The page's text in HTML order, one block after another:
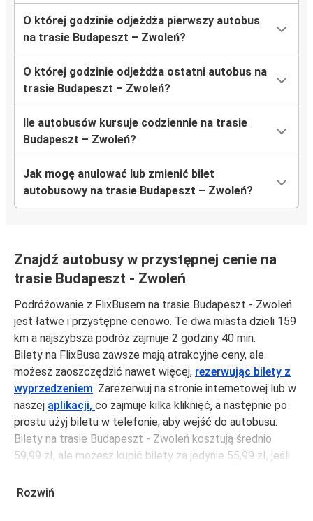
O której godzinie odjeżdża pierwszy autobus
na trasie Budapeszt – Zwoleń?
O której godzinie odjeżdża ostatni autobus na
trasie Budapeszt – Zwoleń?
Ile autobusów kursuje codziennie na trasie
Budapeszt – Zwoleń?
Jak mogę anulować lub zmienić bilet
autobusowy na trasie Budapeszt – Zwoleń?
Znajdź autobusy w przystępnej cenie na
trasie Budapeszt - Zwoleń
Podróżowanie z FlixBusem na trasie Budapeszt - Zwoleń
jest łatwe i przystępne cenowo. Te dwa miasta dzieli 159
km a najszybsza podróż zajmuje 2 godziny 40 min.
Bilety na FlixBusa zawsze mają atrakcyjne ceny, ale
możesz zaoszczędzić nawet więcej, rezerwując bilety z
wyprzedzeniem. Zarezerwuj na stronie internetowej lub w
naszej aplikacji, co zajmuje kilka kliknięć, a następnie po
prostu użyj biletu w telefonie, aby wejść do autobusu.
Bilety na trasie Budapeszt - Zwoleń kosztują średnio
59,99 zł, ale możesz kupić bilety za jedynie 55,99 zł, jeśli
unikając weekendów i świąt. Aby podróżować szybko,
Rozwiń